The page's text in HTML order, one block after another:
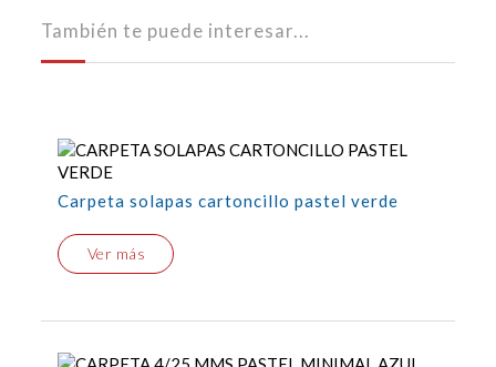
También te puede interesar...
Carpeta solapas cartoncillo pastel verde
Ver más